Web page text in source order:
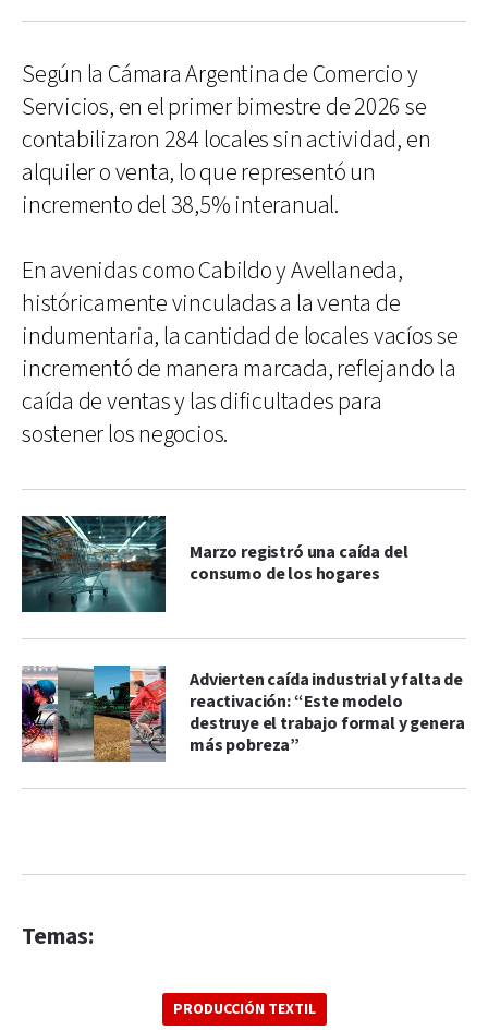
Según la Cámara Argentina de Comercio y
Servicios, en el primer bimestre de 2026 se
contabilizaron 284 locales sin actividad, en
alquiler o venta, lo que representó un
incremento del 38,5% interanual.
En avenidas como Cabildo y Avellaneda,
históricamente vinculadas a la venta de
indumentaria, la cantidad de locales vacíos se
incrementó de manera marcada, reflejando la
caída de ventas y las dificultades para
sostener los negocios.
Marzo registró una caída del
consumo de los hogares
Advierten caída industrial y falta de
reactivación: “Este modelo
destruye el trabajo formal y genera
más pobreza”
Temas:
PRODUCCIÓN TEXTIL